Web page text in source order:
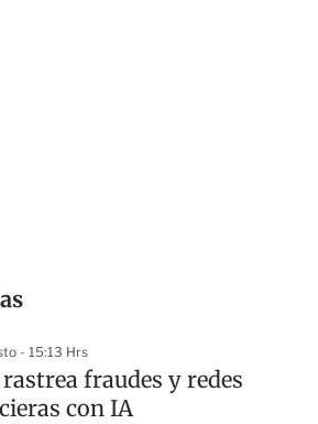
- 15:13 Hrs
rastrea fraudes y redes
con IA